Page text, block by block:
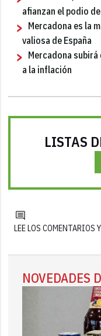
afianzan el podio
Mercadona es la
valiosa de España
Mercadona
a la inflación
LISTAS
LEE LOS COMENTARIOS
NOVEDADES